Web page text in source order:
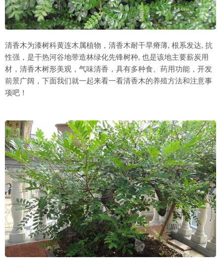
清香木为漆树科黄连木属植物，清香木耐干旱瘠薄, 根系发达, 抗
性强，是干热河谷地带造林绿化先锋树种, 也是该地主要薪炭用
材，清香木树形美观，气味清香，具有多种食、药用功能，开发
前景广阔，下面我们就一起来看一看清香木的养殖方法和注意事
项吧！